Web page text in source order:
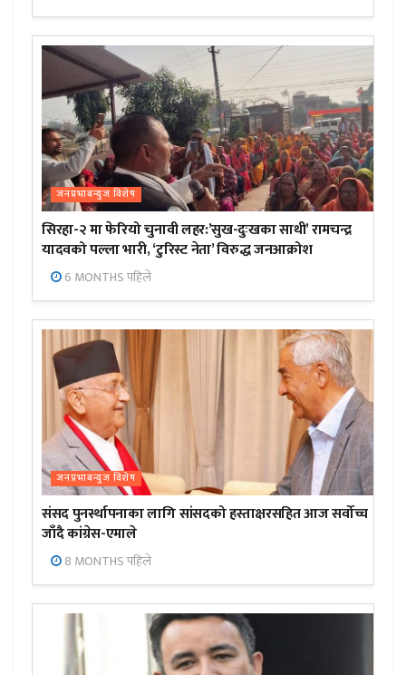
जनप्रभाबन्युज विशेष
सिरहा-२ मा फेरियो चुनावी लहर:’सुख-दुःखका साथी’ रामचन्द्र
यादवको पल्ला भारी, ‘टुरिस्ट नेता’ विरुद्ध जनआक्रोश
6 MONTHS पहिले
जनप्रभाबन्युज विशेष
संसद पुनर्स्थापनाका लागि सांसदको हस्ताक्षरसहित आज सर्वोच्च
जाँदै कांग्रेस-एमाले
8 MONTHS पहिले